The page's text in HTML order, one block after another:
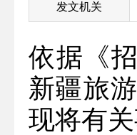
发文机关
依据《
新疆旅
现将有